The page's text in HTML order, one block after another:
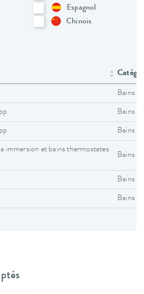
Espagnol
Chinois
Bains
Bains
Bains
immersion et bains thermostates
Bains
Bains
Bains